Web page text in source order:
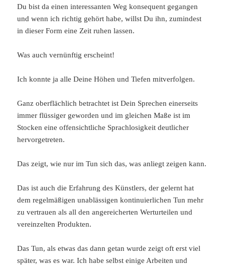
Du bist da einen interessanten Weg konsequent gegangen
und wenn ich richtig gehört habe, willst Du ihn, zumindest
in dieser Form eine Zeit ruhen lassen.
Was auch vernünftig erscheint!
Ich konnte ja alle Deine Höhen und Tiefen mitverfolgen.
Ganz oberflächlich betrachtet ist Dein Sprechen einerseits
immer flüssiger geworden und im gleichen Maße ist im
Stocken eine offensichtliche Sprachlosigkeit deutlicher
hervorgetreten.
Das zeigt, wie nur im Tun sich das, was anliegt zeigen kann.
Das ist auch die Erfahrung des Künstlers, der gelernt hat
dem regelmäßigen unablässigen kontinuierlichen Tun mehr
zu vertrauen als all den angereicherten Werturteilen und
vereinzelten Produkten.
Das Tun, als etwas das dann getan wurde zeigt oft erst viel
später, was es war. Ich habe selbst einige Arbeiten und